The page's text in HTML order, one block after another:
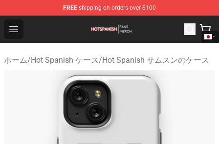
FREE shipping on orders over $100
Open menu
Hot Spanish Shop - Official Hot Spanish Merchandise
ホーム/Hot Spanish ケース/Hot Spanish サムスンのケース